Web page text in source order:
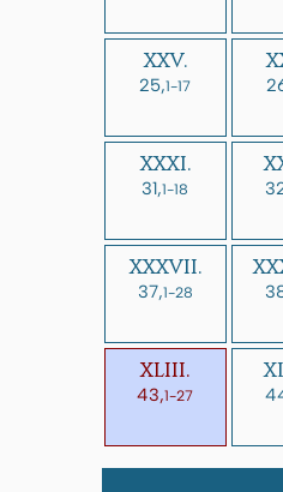
XXV.
25,1-17
XXXI.
31,1-18
XXXVII.
37,1-28
XLIII.
43,1-27